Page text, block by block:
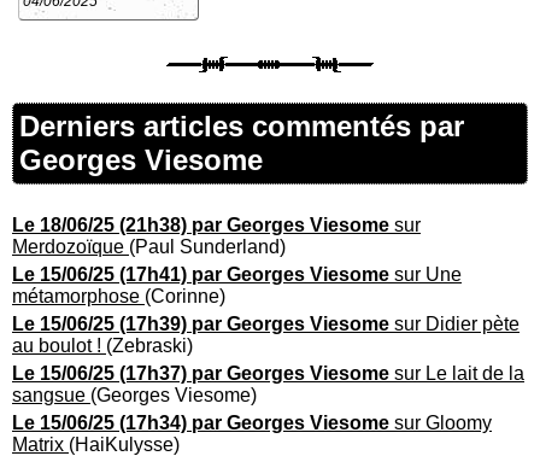
Derniers articles commentés par
Georges Viesome
Le 18/06/25 (21h38) par Georges Viesome sur
Merdozoïque (Paul Sunderland)
Le 15/06/25 (17h41) par Georges Viesome sur Une
métamorphose (Corinne)
Le 15/06/25 (17h39) par Georges Viesome sur Didier pète
au boulot ! (Zebraski)
Le 15/06/25 (17h37) par Georges Viesome sur Le lait de la
sangsue (Georges Viesome)
Le 15/06/25 (17h34) par Georges Viesome sur Gloomy
Matrix (HaiKulysse)